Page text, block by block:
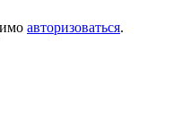
авторизоваться.